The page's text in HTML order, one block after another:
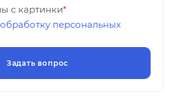
с картинки*
обработку персональных